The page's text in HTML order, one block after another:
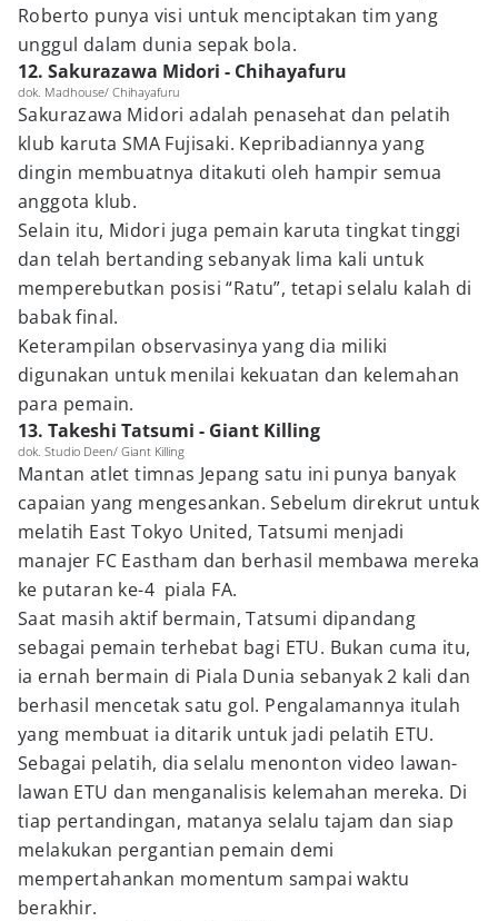
Roberto punya visi untuk menciptakan tim yang
unggul dalam dunia sepak bola.
12. Sakurazawa Midori - Chihayafuru
dok. Madhouse/ Chihayafuru
Sakurazawa Midori adalah penasehat dan pelatih
klub karuta SMA Fujisaki. Kepribadiannya yang
dingin membuatnya ditakuti oleh hampir semua
anggota klub.
Selain itu, Midori juga pemain karuta tingkat tinggi
dan telah bertanding sebanyak lima kali untuk
memperebutkan posisi “Ratu”, tetapi selalu kalah di
babak final.
Keterampilan observasinya yang dia miliki
digunakan untuk menilai kekuatan dan kelemahan
para pemain.
13. Takeshi Tatsumi - Giant Killing
dok. Studio Deen/ Giant Killing
Mantan atlet timnas Jepang satu ini punya banyak
capaian yang mengesankan. Sebelum direkrut untuk
melatih East Tokyo United, Tatsumi menjadi
manajer FC Eastham dan berhasil membawa mereka
ke putaran ke-4 piala FA.
Saat masih aktif bermain, Tatsumi dipandang
sebagai pemain terhebat bagi ETU. Bukan cuma itu,
ia ernah bermain di Piala Dunia sebanyak 2 kali dan
berhasil mencetak satu gol. Pengalamannya itulah
yang membuat ia ditarik untuk jadi pelatih ETU.
Sebagai pelatih, dia selalu menonton video lawan-
lawan ETU dan menganalisis kelemahan mereka. Di
tiap pertandingan, matanya selalu tajam dan siap
melakukan pergantian pemain demi
mempertahankan momentum sampai waktu
berakhir.